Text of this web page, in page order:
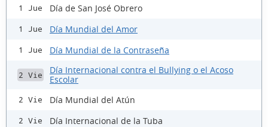
1 Jue Día de San José Obrero
1 Jue Día Mundial del Amor
1 Jue Día Mundial de la Contraseña
2 Vie
Día Internacional contra el Bullying o el Acoso
Escolar
2 Vie Día Mundial del Atún
2 Vie Día Internacional de la Tuba